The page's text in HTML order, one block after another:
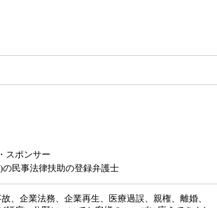
スポンサー
民事法律扶助の登録弁護士
、企業法務、企業再生、医療過誤、親権、離婚、